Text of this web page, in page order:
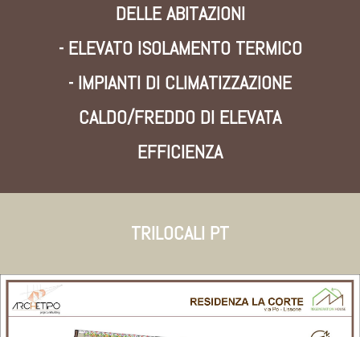
DELLE ABITAZIONI
- ELEVATO ISOLAMENTO TERMICO
- IMPIANTI DI CLIMATIZZAZIONE
CALDO/FREDDO DI ELEVATA
EFFICIENZA
TRILOCALI PT
Previous